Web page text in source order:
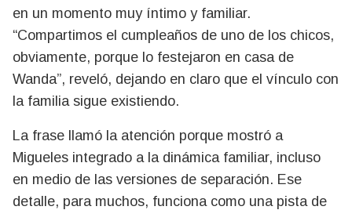
en un momento muy íntimo y familiar.
“Compartimos el cumpleaños de uno de los chicos,
obviamente, porque lo festejaron en casa de
Wanda”, reveló, dejando en claro que el vínculo con
la familia sigue existiendo.
La frase llamó la atención porque mostró a
Migueles integrado a la dinámica familiar, incluso
en medio de las versiones de separación. Ese
detalle, para muchos, funciona como una pista de